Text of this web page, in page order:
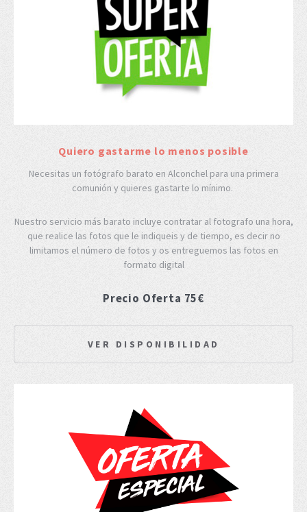
Quiero gastarme lo menos posible
Necesitas un fotógrafo barato en Alconchel para una primera
comunión y quieres gastarte lo mínimo.
Nuestro servicio más barato incluye contratar al fotografo una hora,
que realice las fotos que le indiqueis y de tiempo, es decir no
limitamos el número de fotos y os entreguemos las fotos en
formato digital
Precio Oferta 75€
VER DISPONIBILIDAD